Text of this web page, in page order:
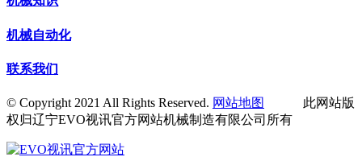
机械自动化
联系我们
© Copyright 2021 All Rights Reserved. 网站地图
此网站版
权归辽宁EVO视讯官方网站机械制造有限公司所有